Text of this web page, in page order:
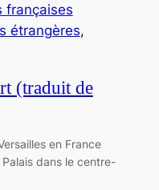
françaises
étrangères
(traduit de
en France
dans le centre-